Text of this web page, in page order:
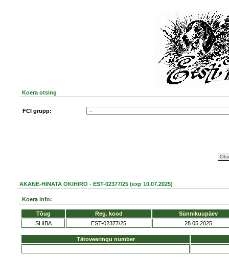
Koera otsing
FCI grupp:
AKANE-HINATA OKIHIRO - EST-02377/25 (exp 10.07.2025)
Koera info:
Tõug Reg. kood
Sünnikuupäev
SHIBA
EST-02377/25 28.05.2025
Tätoveeringu number
-